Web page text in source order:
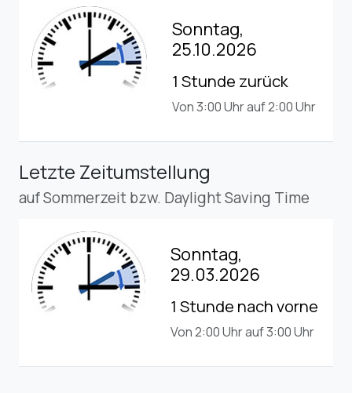
Sonntag,
25.10.2026
1 Stunde zurück
Von 3:00 Uhr auf 2:00 Uhr
Letzte Zeitumstellung
auf Sommerzeit bzw. Daylight Saving Time
Sonntag,
29.03.2026
1 Stunde nach vorne
Von 2:00 Uhr auf 3:00 Uhr